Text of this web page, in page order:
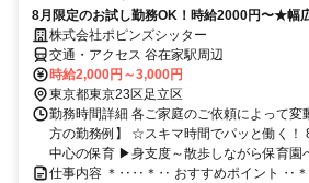
8月限定のお試し勤務OK！時給2000円〜★幅
株式会社ポピンズシッター
交通・アクセス 谷在家駅周辺
時給2,000円～3,000円
東京都東京23区足立区
勤務時間詳細 各ご家庭のご依頼によって変
方の勤務例】 ☆スキマ時間でパッと働く！
中心の保育 ▶身支度～散歩しながら保育園
仕事内容 ＊‥‥＊‥ おすすめポイント ‥